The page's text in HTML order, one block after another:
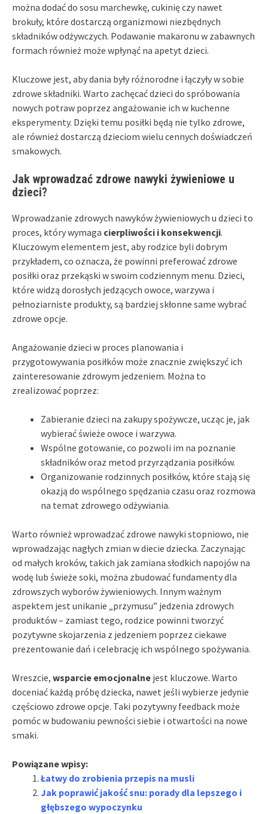
można dodać do sosu marchewkę, cukinię czy nawet
brokuły, które dostarczą organizmowi niezbędnych
składników odżywczych. Podawanie makaronu w zabawnych
formach również może wpłynąć na apetyt dzieci.
Kluczowe jest, aby dania były różnorodne i łączyły w sobie
zdrowe składniki. Warto zachęcać dzieci do spróbowania
nowych potraw poprzez angażowanie ich w kuchenne
eksperymenty. Dzięki temu posiłki będą nie tylko zdrowe,
ale również dostarczą dzieciom wielu cennych doświadczeń
smakowych.
Jak wprowadzać zdrowe nawyki żywieniowe u
dzieci?
Wprowadzanie zdrowych nawyków żywieniowych u dzieci to
proces, który wymaga cierpliwości i konsekwencji.
Kluczowym elementem jest, aby rodzice byli dobrym
przykładem, co oznacza, że powinni preferować zdrowe
posiłki oraz przekąski w swoim codziennym menu. Dzieci,
które widzą dorosłych jedzących owoce, warzywa i
pełnoziarniste produkty, są bardziej skłonne same wybrać
zdrowe opcje.
Angażowanie dzieci w proces planowania i
przygotowywania posiłków może znacznie zwiększyć ich
zainteresowanie zdrowym jedzeniem. Można to
zrealizować poprzez:
Zabieranie dzieci na zakupy spożywcze, ucząc je, jak
wybierać świeże owoce i warzywa.
Wspólne gotowanie, co pozwoli im na poznanie
składników oraz metod przyrządzania posiłków.
Organizowanie rodzinnych posiłków, które stają się
okazją do wspólnego spędzania czasu oraz rozmowa
na temat zdrowego odżywiania.
Warto również wprowadzać zdrowe nawyki stopniowo, nie
wprowadzając nagłych zmian w diecie dziecka. Zaczynając
od małych kroków, takich jak zamiana słodkich napojów na
wodę lub świeże soki, można zbudować fundamenty dla
zdrowszych wyborów żywieniowych. Innym ważnym
aspektem jest unikanie „przymusu” jedzenia zdrowych
produktów – zamiast tego, rodzice powinni tworzyć
pozytywne skojarzenia z jedzeniem poprzez ciekawe
prezentowanie dań i celebrację ich wspólnego spożywania.
Wreszcie, wsparcie emocjonalne jest kluczowe. Warto
doceniać każdą próbę dziecka, nawet jeśli wybierze jedynie
częściowo zdrowe opcje. Taki pozytywny feedback może
pomóc w budowaniu pewności siebie i otwartości na nowe
smaki.
Powiązane wpisy:
Łatwy do zrobienia przepis na musli
Jak poprawić jakość snu: porady dla lepszego i
głębszego wypoczynku